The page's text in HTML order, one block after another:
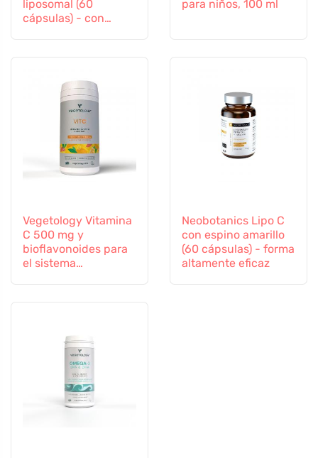
liposomal (60
cápsulas) - con
para niños, 100 ml
Vegetology Vitamina
C 500 mg y
bioflavonoides para
el sistema
Neobotanics Lipo C
con espino amarillo
(60 cápsulas) - forma
altamente eficaz